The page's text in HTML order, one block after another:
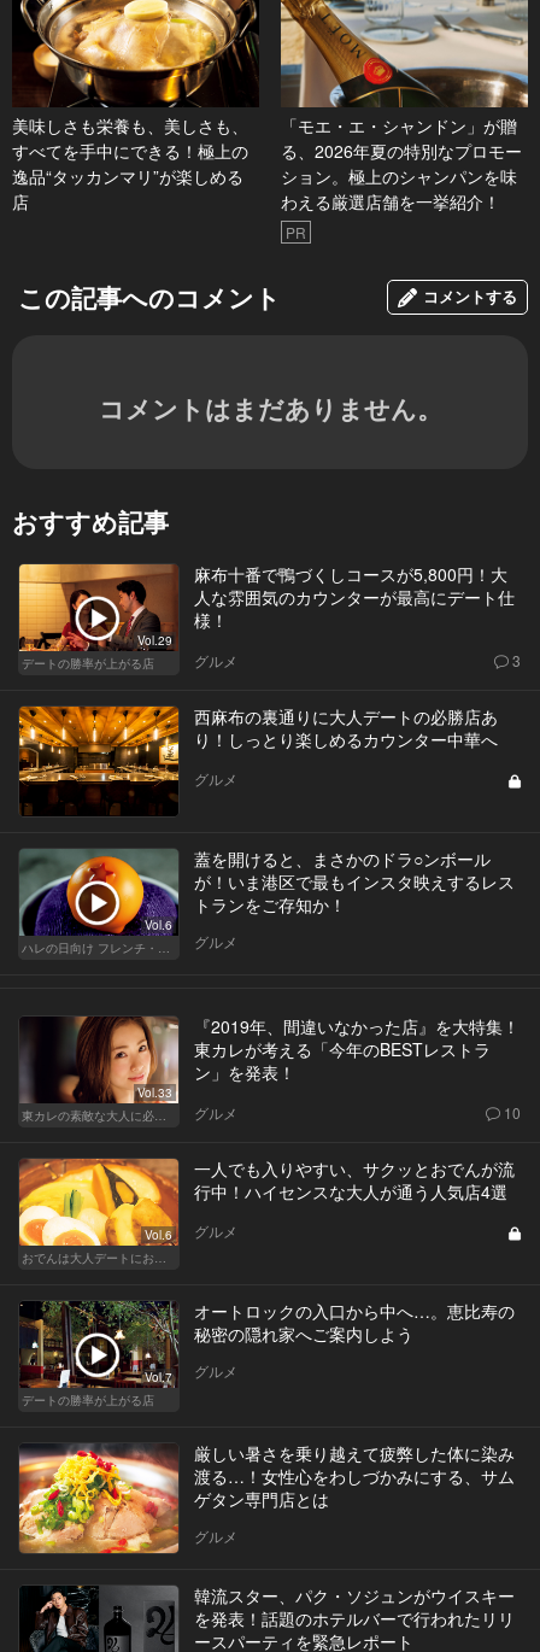
美味しさも栄養も、美しさも、
すべてを手中にできる！極上の
逸品“タッカンマリ”が楽しめる
店
「モエ・エ・シャンドン」が贈
る、2026年夏の特別なプロモー
ション。極上のシャンパンを味
わえる厳選店舗を一挙紹介！
PR
この記事へのコメント コメントする
コメントはまだありません。
おすすめ記事
Vol.29
デートの勝率が上がる店
麻布十番で鴨づくしコースが5,800円！大
人な雰囲気のカウンターが最高にデート仕
様！
グルメ 3
西麻布の裏通りに大人デートの必勝店あ
り！しっとり楽しめるカウンター中華へ
グルメ
Vol.6
ハレの日向け フレンチ・高級店
蓋を開けると、まさかのドラ○ンボール
が！いま港区で最もインスタ映えするレス
トランをご存知か！
グルメ
Vol.33
東カレの素敵な大人に必要なこと
『2019年、間違いなかった店』を大特集！
東カレが考える「今年のBESTレストラ
ン」を発表！
グルメ 10
Vol.6
おでんは大人デートにおすすめ！ふたりで温まろう
一人でも入りやすい、サクッとおでんが流
行中！ハイセンスな大人が通う人気店4選
グルメ
Vol.7
デートの勝率が上がる店
オートロックの入口から中へ…。恵比寿の
秘密の隠れ家へご案内しよう
グルメ
厳しい暑さを乗り越えて疲弊した体に染み
渡る…！女性心をわしづかみにする、サム
ゲタン専門店とは
グルメ
韓流スター、パク・ソジュンがウイスキー
を発表！話題のホテルバーで行われたリリ
ースパーティを緊急レポート